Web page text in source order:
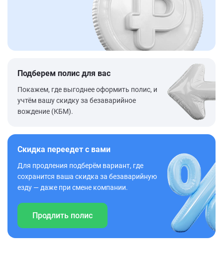
Подберем полис для вас
Покажем, где выгоднее оформить полис, и
учтём вашу скидку за безаварийное
вождение (КБМ).
Скидка переедет с вами
Для продления подберём вариант, где
сохранится ваша скидка за безаварийную
езду — даже при смене компании.
Продлить полис